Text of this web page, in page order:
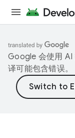
Google 会使用 AI
译可能包含错误。